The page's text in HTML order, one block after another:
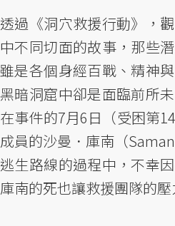
透過《洞穴救援行動》，
中不同切面的故事，那些
雖是各個身經百戰、精神
黑暗洞窟中卻是面臨前所
在事件的7月6日（受困第
成員的沙曼．庫南（
逃生路線的過程中，不幸
庫南的死也讓救援團隊的壓